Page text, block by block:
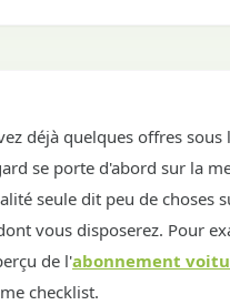
déjà quelques offres sous
se porte d'abord sur la
seule dit peu de choses
vous disposerez. Pour
de l'abonnement
checklist.